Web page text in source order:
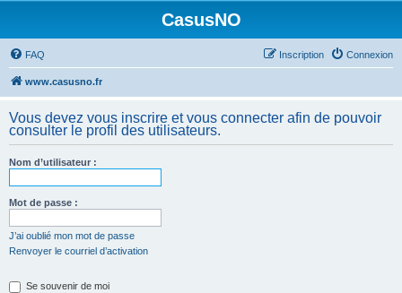
CasusNO
FAQ Connexion
Inscription
www.casusno.fr
Vous devez vous inscrire et vous connecter afin de pouvoir
consulter le profil des utilisateurs.
Nom d’utilisateur :
Mot de passe :
J’ai oublié mon mot de passe
Renvoyer le courriel d’activation
Se souvenir de moi